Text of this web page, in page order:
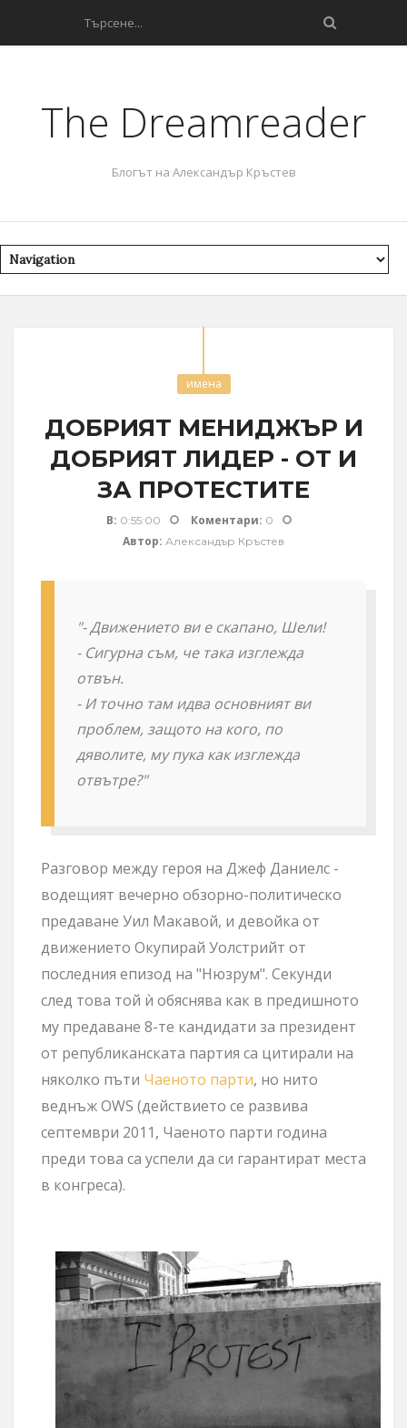
The Dreamreader
Блогът на Александър Кръстев
имена
ДОБРИЯТ МЕНИДЖЪР И
ДОБРИЯТ ЛИДЕР - ОТ И
ЗА ПРОТЕСТИТЕ
В: 0:55:00 Коментари: 0
Автор: Александър Кръстев
"- Движението ви е скапано, Шели!
- Сигурна съм, че така изглежда
отвън.
- И точно там идва основният ви
проблем, защото на кого, по
дяволите, му пука как изглежда
отвътре?"
Разговор между героя на Джеф Даниелс -
водещият вечерно обзорно-политическо
предаване Уил Макавой, и девойка от
движението Окупирай Уолстрийт от
последния епизод на "Нюзрум". Секунди
след това той ѝ обяснява как в предишното
му предаване 8-те кандидати за президент
от републиканската партия са цитирали на
няколко пъти Чаеното парти, но нито
веднъж OWS (действието се развива
септември 2011, Чаеното парти година
преди това са успели да си гарантират места
в конгреса).